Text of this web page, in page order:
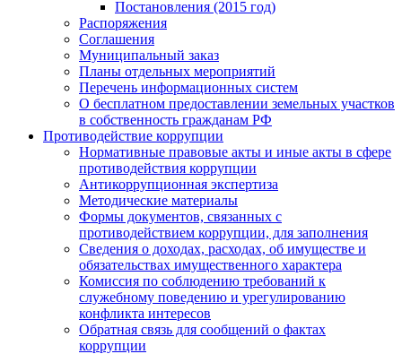
Постановления (2015 год)
Распоряжения
Соглашения
Муниципальный заказ
Планы отдельных мероприятий
Перечень информационных систем
О бесплатном предоставлении земельных участков
в собственность гражданам РФ
Противодействие коррупции
Нормативные правовые акты и иные акты в сфере
противодействия коррупции
Антикоррупционная экспертиза
Методические материалы
Формы документов, связанных с
противодействием коррупции, для заполнения
Сведения о доходах, расходах, об имуществе и
обязательствах имущественного характера
Комиссия по соблюдению требований к
служебному поведению и урегулированию
конфликта интересов
Обратная связь для сообщений о фактах
коррупции